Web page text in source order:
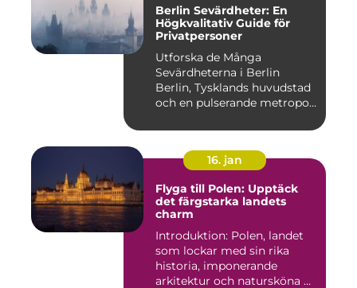
Berlin Sevärdheter: En
Högkvalitativ Guide för
Privatpersoner
Utforska de Många
Sevärdheterna i Berlin
Berlin, Tysklands huvudstad
och en pulserande metropol,
16. jan
Flyga till Polen: Upptäck
det färgstarka landets
charm
Introduktion: Polen, landet
som lockar med sin rika
historia, imponerande
arkitektur och natursköna ...